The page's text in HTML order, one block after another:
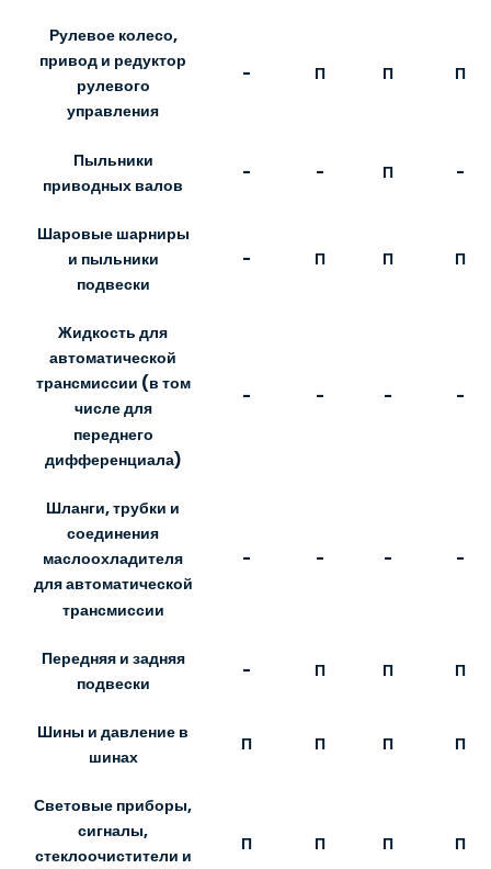
Рулевое колесо,
привод и редуктор
рулевого
управления
- П П П
Пыльники
приводных валов
- - П -
Шаровые шарниры
и пыльники
подвески
- П П П
Жидкость для
автоматической
трансмиссии (в том
числе для
переднего
дифференциала)
- - - -
Шланги, трубки и
соединения
маслоохладителя
для автоматической
трансмиссии
- - - -
Передняя и задняя
подвески
- П П П
Шины и давление в
шинах
П П П П
Световые приборы,
сигналы,
стеклоочистители и
П П П П